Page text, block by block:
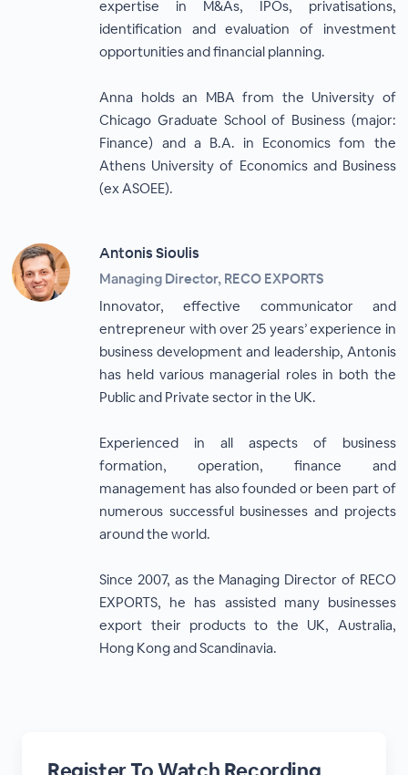
expertise in M&As, IPOs, privatisations,
identification and evaluation of investment
opportunities and financial planning.
Anna holds an MBA from the University of
Chicago Graduate School of Business (major:
Finance) and a B.A. in Economics fom the
Athens University of Economics and Business
(ex ASOEE).
Antonis Sioulis
Managing Director, RECO EXPORTS
Innovator, effective communicator and
entrepreneur with over 25 years’ experience in
business development and leadership, Antonis
has held various managerial roles in both the
Public and Private sector in the UK.
Experienced in all aspects of business
formation, operation, finance and
management has also founded or been part of
numerous successful businesses and projects
around the world.
Since 2007, as the Managing Director of RECO
EXPORTS, he has assisted many businesses
export their products to the UK, Australia,
Hong Kong and Scandinavia.